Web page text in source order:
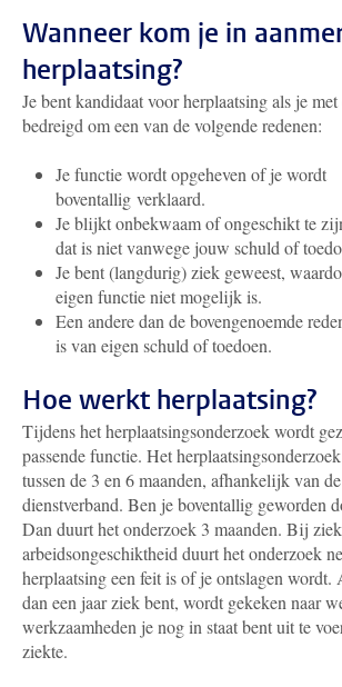
Wanneer kom je in
herplaatsing?
Je bent kandidaat voor herplaatsing als je
bedreigd om een van de volgende redenen:
Je functie wordt opgeheven of je wordt
boventallig verklaard.
Je blijkt onbekwaam of ongeschikt te
dat is niet vanwege jouw schuld of
Je bent (langdurig) ziek geweest,
eigen functie niet mogelijk is.
Een andere dan de bovengenoemde
is van eigen schuld of toedoen.
Hoe werkt herplaatsing?
Tijdens het herplaatsingsonderzoek wordt
passende functie. Het
tussen de 3 en 6 maanden, afhankelijk van
dienstverband. Ben je boventallig geworden
Dan duurt het onderzoek 3 maanden. Bij
arbeidsongeschiktheid duurt het onderzoek
herplaatsing een feit is of je ontslagen wordt.
dan een jaar ziek bent, wordt gekeken naar
werkzaamheden je nog in staat bent uit te
ziekte.